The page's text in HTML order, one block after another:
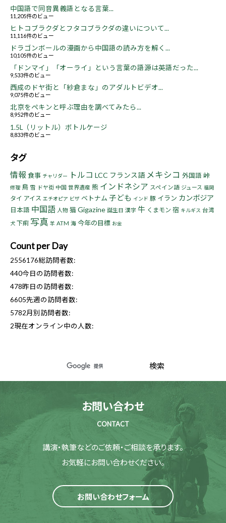
中国語で同音異義語となる言葉...
11,205件のビュー
ヒトコブラクダとフタコブラクダの違いについて...
11,116件のビュー
ドラゴンボールの漫画から中国語の読み方を解く...
10,105件のビュー
「ドンマイ」「オーライ」という言葉の語源は英語だった...
9,533件のビュー
西成のドヤ街と「紗倉まな」のアダルトビデオ...
9,075件のビュー
北京をペキンと呼ぶ理由を調べてみたら...
8,952件のビュー
1.5L（リットル）ボトルケージ
8,833件のビュー
タグ
情報 食事 チャリダー トルコ LCC フランス語 メキシコ 外国語 峠
修理 鳥 雪 ドヤ街 中国 世界遺産 熊 インドネシア スペイン語 ジュース 福岡
タイ アイス エチオピア ビザ ベトナム 子ども インド 豚 イラン カンボジア
日本語 中国語 人物 猫Gigazine 誕生日 漢字 牛 くまモン 宿 キルギス 台湾
犬 下痢 写真 羊 ATM 海 今年の目標 お金
Count per Day
2556176総訪問者数:
440今日の訪問者数:
478昨日の訪問者数:
6605先週の訪問者数:
5782月別訪問者数:
2現在オンライン中の人数:
お問い合わせ
CONTACT
講演・執筆などのご依頼・ご相談を承ります。
お気軽にお問い合わせください。
お問い合わせフォーム